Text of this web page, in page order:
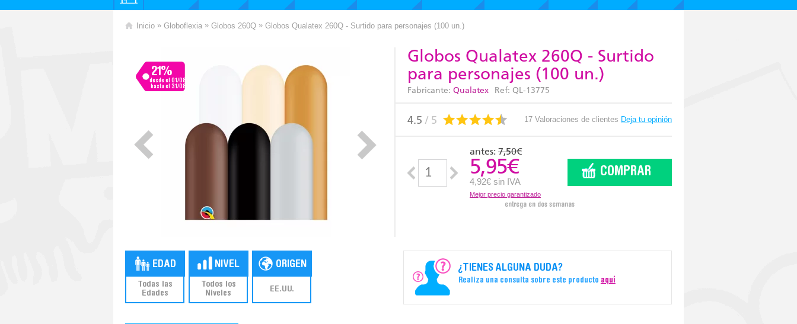
Inicio » Globoflexia » Globos 260Q » Globos Qualatex 260Q - Surtido para personajes (100 un.)
21%
desde el 01/08
hasta el 31/08
Globos Qualatex 260Q - Surtido
para personajes (100 un.)
Fabricante: Qualatex Ref: QL-13775
4.5 / 5 17 Valoraciones de clientes Deja tu opinión
antes: 7,50€
5,95€
4,92€ sin IVA
Mejor precio garantizado
COMPRAR
entrega en dos semanas
Todas las
Edades
Todos los
Niveles
EE.UU.
¿TIENES ALGUNA DUDA?
Realiza una consulta sobre este producto aquí